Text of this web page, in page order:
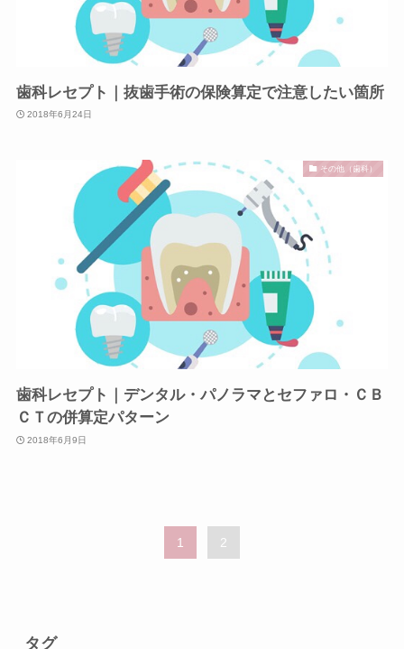
歯科レセプト｜抜歯手術の保険算定で注意したい箇所
2018年6月24日
その他（歯科）
歯科レセプト｜デンタル・パノラマとセファロ・ＣＢ
ＣＴの併算定パターン
2018年6月9日
1 2
タグ